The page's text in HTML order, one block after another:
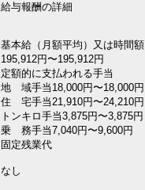
給与報酬の詳細
基本給（月額平均）又は時間額
195,912円〜195,912円
定額的に支払われる手当
地 域手当18,000円〜18,000円
住 宅手当21,910円〜24,210円
トンキロ手当3,875円〜3,875円
乗 務手当7,040円〜9,600円
固定残業代
なし